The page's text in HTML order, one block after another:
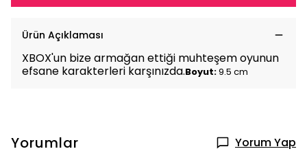
Ürün Açıklaması
XBOX'un bize armağan ettiği muhteşem oyunun
efsane karakterleri karşınızda.Boyut:9.5 cm
Yorumlar Yorum Yap